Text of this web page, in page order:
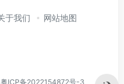
于我们 网站地图
粤ICP备2022154872号-3